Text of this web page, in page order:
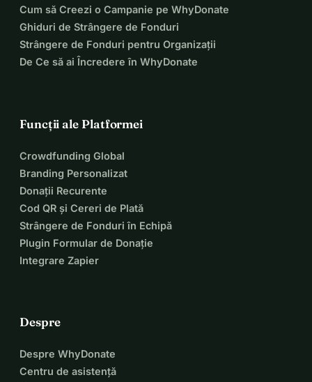
Cum să Creezi o Campanie pe WhyDonate
Ghiduri de Strângere de Fonduri
Strângere de Fonduri pentru Organizații
De Ce să ai Încredere în WhyDonate
Funcții ale Platformei
Crowdfunding Global
Branding Personalizat
Donații Recurente
Cod QR și Cereri de Plată
Strângere de Fonduri în Echipă
Plugin Formular de Donație
Integrare Zapier
Despre
Despre WhyDonate
Centru de asistență